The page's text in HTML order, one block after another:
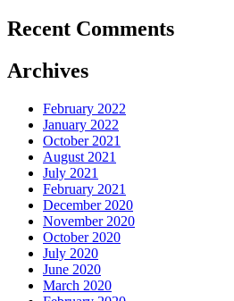
Recent Comments
Archives
February 2022
January 2022
October 2021
August 2021
July 2021
February 2021
December 2020
November 2020
October 2020
July 2020
June 2020
March 2020